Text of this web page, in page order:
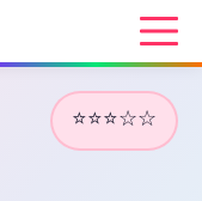
⭐⭐⭐☆☆